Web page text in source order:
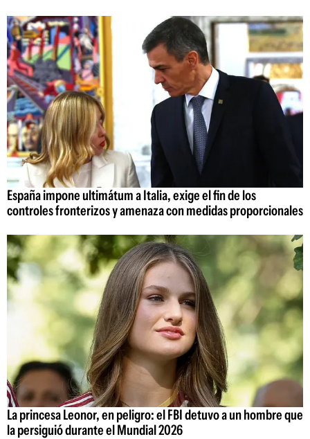
España impone ultimátum a Italia, exige el fin de los
controles fronterizos y amenaza con medidas proporcionales
La princesa Leonor, en peligro: el FBI detuvo a un hombre que
la persiguió durante el Mundial 2026